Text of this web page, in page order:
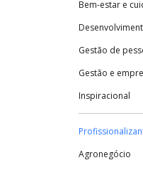
Bem-estar e
Gestão de
Gestão e
Inspiracional
Agronegócio